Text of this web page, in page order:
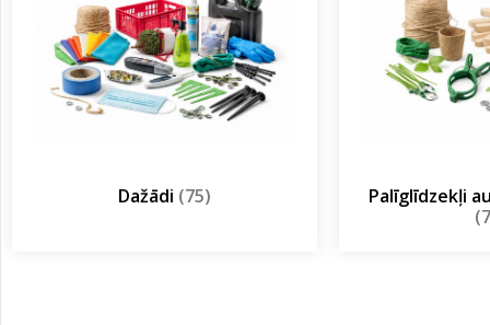
Dažādi (75)
Palīglīdzekļi